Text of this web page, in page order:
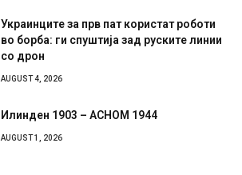
Украинците за прв пат користат роботи
во борба: ги спуштија зад руските линии
со дрон
AUGUST 4, 2026
Илинден 1903 – АСНОМ 1944
AUGUST 1, 2026